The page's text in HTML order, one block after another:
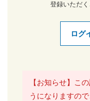
登録いただく
ログ
【お知らせ】こ
うになりますの